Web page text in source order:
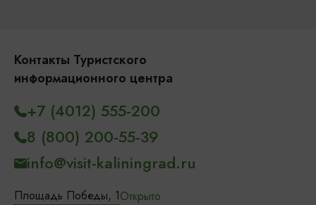
Контакты Туристского
информационного центра
Площадь Победы, 1Открыто
+7 (4012) 555-200
8 (800) 200-55-39
info@visit-kaliningrad.ru